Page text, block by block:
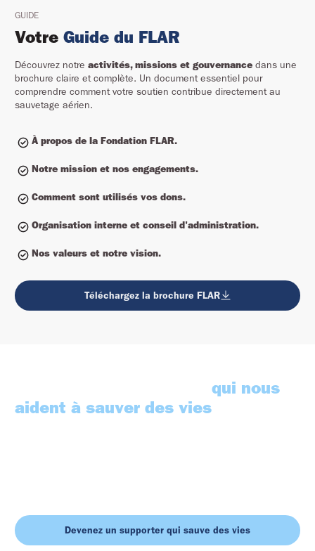
GUIDE
Votre Guide du FLAR
Découvrez notre activités, missions et gouvernancedans une
brochure claire et complète. Un document essentiel pour
comprendre comment votre soutien contribue directement au
sauvetage aérien.
À propos de la Fondation FLAR.
Notre mission et nos engagements.
Comment sont utilisés vos dons.
Organisation interne et conseil d'administration.
Nos valeurs et notre vision.
Téléchargez la brochure FLAR
qui nous
aident à sauver des vies
Devenez un supporter qui sauve des vies